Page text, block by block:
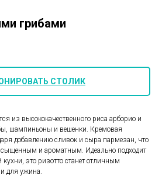
грибами
СТОЛИК
из высококачественного риса арборио и
шампиньоны и вешенки. Кремовая
добавлению сливок и сыра пармезан, что
и ароматным. Идеально подходит
это ризотто станет отличным
и для ужина.